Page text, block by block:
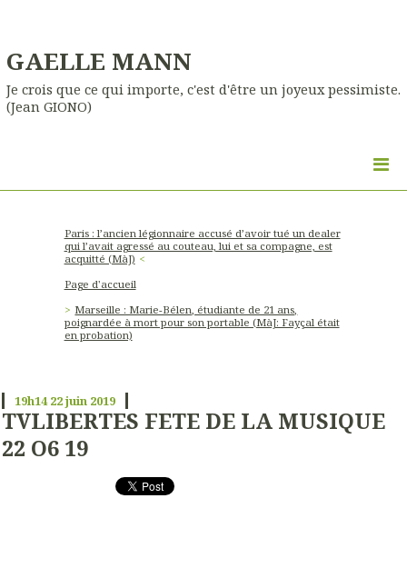
GAELLE MANN
Je crois que ce qui importe, c'est d'être un joyeux pessimiste.
(Jean GIONO)
Paris : l’ancien légionnaire accusé d’avoir tué un dealer
qui l’avait agressé au couteau, lui et sa compagne, est
acquitté (MàJ)
Page d'accueil
Marseille : Marie-Bélen, étudiante de 21 ans,
poignardée à mort pour son portable (MàJ: Fayçal était
en probation)
19h14 22juin 2019
TVLIBERTES FETE DE LA MUSIQUE
22 O6 19